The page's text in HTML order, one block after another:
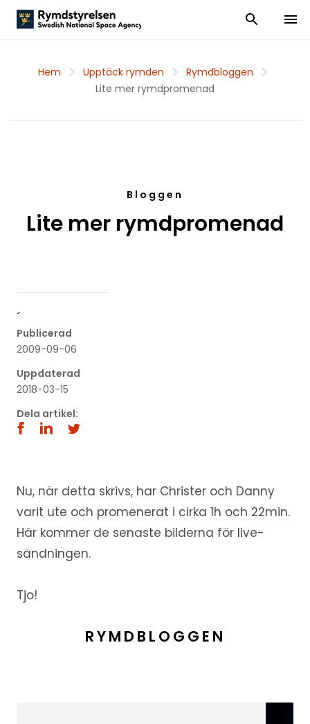
Visa och dölj
Visa
Hem Upptäck rymden
Rymdbloggen
Lite mer rymdpromenad
Bloggen
Lite mer rymdpromenad
´
Publicerad
2009-09-06
Uppdaterad
2018-03-15
Dela artikel:
Nu, när detta skrivs, har Christer och Danny
varit ute och promenerat i cirka 1h och 22min.
Här kommer de senaste bilderna för live-
sändningen.
Tjo!
RYMDBLOGGEN